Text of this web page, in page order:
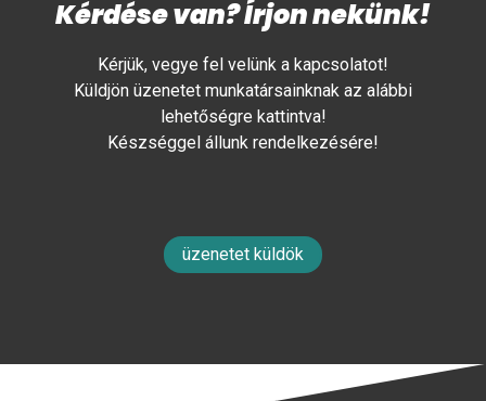
Kérdése van? Írjon nekünk!
Kérjük, vegye fel velünk a kapcsolatot!
Küldjön üzenetet munkatársainknak az alábbi
lehetőségre kattintva!
Készséggel állunk rendelkezésére!
üzenetet küldök